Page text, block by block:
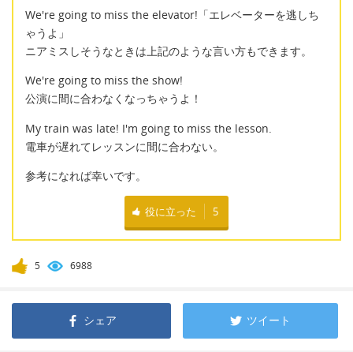
We're going to miss the elevator!「エレベーターを逃しち
ゃうよ」
ニアミスしそうなときは上記のような言い方もできます。
We're going to miss the show!
公演に間に合わなくなっちゃうよ！
My train was late! I'm going to miss the lesson.
電車が遅れてレッスンに間に合わない。
参考になれば幸いです。
役に立った 5
5 6988
シェア ツイート